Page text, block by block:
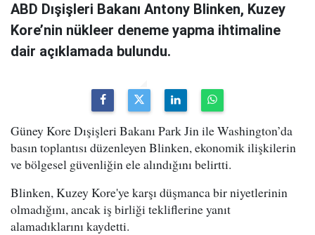
ABD Dışişleri Bakanı Antony Blinken, Kuzey
Kore’nin nükleer deneme yapma ihtimaline
dair açıklamada bulundu.
Güney Kore Dışişleri Bakanı Park Jin ile Washington’da
basın toplantısı düzenleyen Blinken, ekonomik ilişkilerin
ve bölgesel güvenliğin ele alındığını belirtti.
Blinken, Kuzey Kore'ye karşı düşmanca bir niyetlerinin
olmadığını, ancak iş birliği tekliflerine yanıt
alamadıklarını kaydetti.